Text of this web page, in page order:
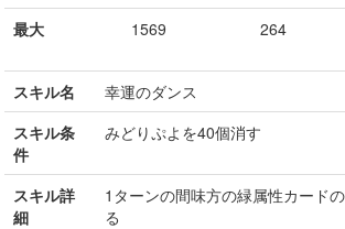
最大
1569 264
スキル名
幸運のダンス
スキル条
件
みどりぷよを40個消す
スキル詳
細
1ターンの間味方の緑属性カード
る